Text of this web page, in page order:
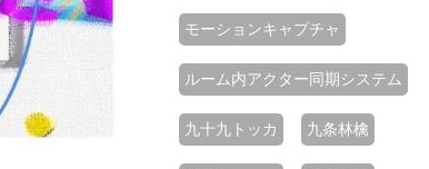
モーションキャプチャ
ルーム内アクター同期システム
九十九トッカ 九条林檎